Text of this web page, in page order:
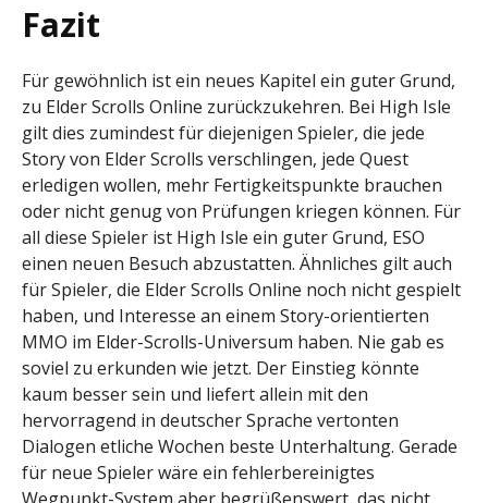
Fazit
Für gewöhnlich ist ein neues Kapitel ein guter Grund,
zu Elder Scrolls Online zurückzukehren. Bei High Isle
gilt dies zumindest für diejenigen Spieler, die jede
Story von Elder Scrolls verschlingen, jede Quest
erledigen wollen, mehr Fertigkeitspunkte brauchen
oder nicht genug von Prüfungen kriegen können. Für
all diese Spieler ist High Isle ein guter Grund, ESO
einen neuen Besuch abzustatten. Ähnliches gilt auch
für Spieler, die Elder Scrolls Online noch nicht gespielt
haben, und Interesse an einem Story-orientierten
MMO im Elder-Scrolls-Universum haben. Nie gab es
soviel zu erkunden wie jetzt. Der Einstieg könnte
kaum besser sein und liefert allein mit den
hervorragend in deutscher Sprache vertonten
Dialogen etliche Wochen beste Unterhaltung. Gerade
für neue Spieler wäre ein fehlerbereinigtes